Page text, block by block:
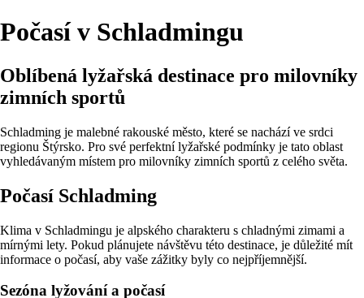
Počasí v Schladmingu
Oblíbená lyžařská destinace pro milovníky
zimních sportů
Schladming je malebné rakouské město, které se nachází ve srdci
regionu Štýrsko. Pro své perfektní lyžařské podmínky je tato oblast
vyhledávaným místem pro milovníky zimních sportů z celého světa.
Počasí Schladming
Klima v Schladmingu je alpského charakteru s chladnými zimami a
mírnými lety. Pokud plánujete návštěvu této destinace, je důležité mít
informace o počasí, aby vaše zážitky byly co nejpříjemnější.
Sezóna lyžování a počasí